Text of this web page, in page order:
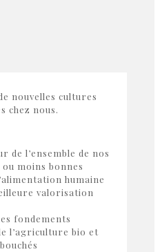
nouvelles cultures
chez nous.
de l’ensemble de nos
moins bonnes
humaine
valorisation
fondements
l’agriculture bio et